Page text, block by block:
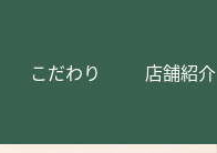
こだわり 店舗紹介